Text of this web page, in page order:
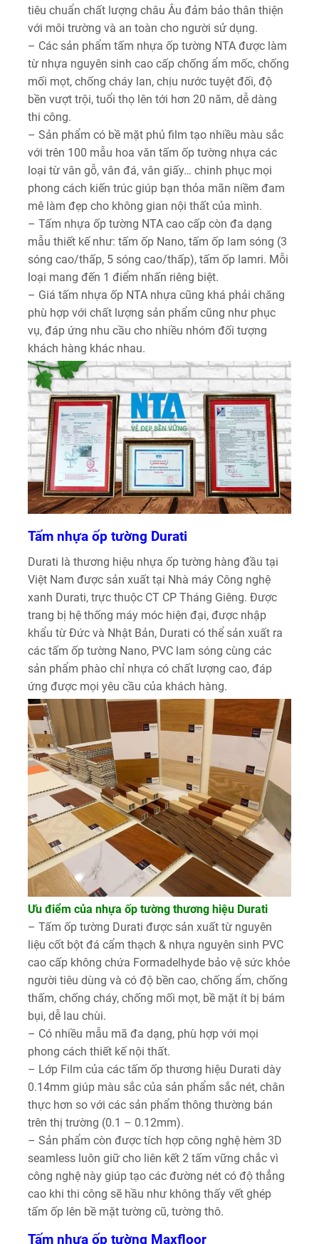
tiêu chuẩn chất lượng châu Âu đảm bảo thân thiện
với môi trường và an toàn cho người sử dụng.
– Các sản phẩm tấm nhựa ốp tường NTA được làm
từ nhựa nguyên sinh cao cấp chống ẩm mốc, chống
mối mọt, chống cháy lan, chịu nước tuyệt đối, độ
bền vượt trội, tuổi thọ lên tới hơn 20 năm, dễ dàng
thi công.
– Sản phẩm có bề mặt phủ film tạo nhiều màu sắc
với trên 100 mẫu hoa văn tấm ốp tường nhựa các
loại từ vân gỗ, vân đá, vân giấy… chinh phục mọi
phong cách kiến trúc giúp bạn thỏa mãn niềm đam
mê làm đẹp cho không gian nội thất của mình.
– Tấm nhựa ốp tường NTA cao cấp còn đa dạng
mẫu thiết kế như: tấm ốp Nano, tấm ốp lam sóng (3
sóng cao/thấp, 5 sóng cao/thấp), tấm ốp lamri. Mỗi
loại mang đến 1 điểm nhấn riêng biệt.
– Giá tấm nhựa ốp NTA nhựa cũng khá phải chăng
phù hợp với chất lượng sản phẩm cũng như phục
vụ, đáp ứng nhu cầu cho nhiều nhóm đối tượng
khách hàng khác nhau.
Tấm nhựa ốp tường Durati
Durati là thương hiệu nhựa ốp tường hàng đầu tại
Việt Nam được sản xuất tại Nhà máy Công nghệ
xanh Durati, trực thuộc CT CP Tháng Giêng. Được
trang bị hệ thống máy móc hiện đại, được nhập
khẩu từ Đức và Nhật Bản, Durati có thể sản xuất ra
các tấm ốp tường Nano, PVC lam sóng cùng các
sản phẩm phào chỉ nhựa có chất lượng cao, đáp
ứng được mọi yêu cầu của khách hàng.
Ưu điểm của nhựa ốp tường thương hiệu Durati
– Tấm ốp tường Durati được sản xuất từ nguyên
liệu cốt bột đá cẩm thạch & nhựa nguyên sinh PVC
cao cấp không chứa Formadelhyde bảo vệ sức khỏe
người tiêu dùng và có độ bền cao, chống ẩm, chống
thấm, chống cháy, chống mối mọt, bề mặt ít bị bám
bụi, dễ lau chùi.
– Có nhiều mẫu mã đa dạng, phù hợp với mọi
phong cách thiết kế nội thất.
– Lớp Film của các tấm ốp thương hiệu Durati dày
0.14mm giúp màu sắc của sản phẩm sắc nét, chân
thực hơn so với các sản phẩm thông thường bán
trên thị trường (0.1 – 0.12mm).
– Sản phẩm còn được tích hợp công nghệ hèm 3D
seamless luôn giữ cho liên kết 2 tấm vững chắc vì
công nghệ này giúp tạo các đường nét có độ thẳng
cao khi thi công sẽ hầu như không thấy vết ghép
tấm ốp lên bề mặt tường cũ, tường thô.
Tấm nhựa ốp tường Maxfloor